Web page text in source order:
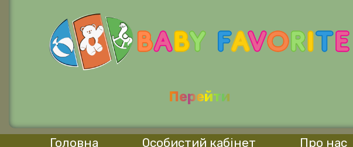
Перейти
Головна Особистий кабінет Про нас